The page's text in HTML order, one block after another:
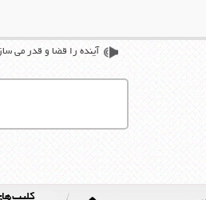
آینده را قضا و قدر می